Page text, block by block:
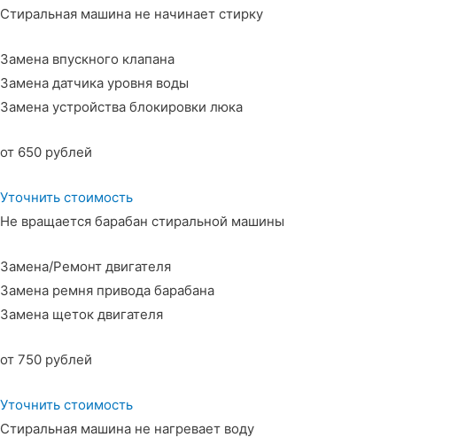
Стиральная машина не начинает стирку
Замена впускного клапана
Замена датчика уровня воды
Замена устройства блокировки люка
от 650 рублей
Уточнить стоимость
Не вращается барабан стиральной машины
Замена/Ремонт двигателя
Замена ремня привода барабана
Замена щеток двигателя
от 750 рублей
Уточнить стоимость
Стиральная машина не нагревает воду